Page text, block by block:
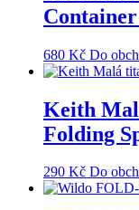
680 Kč Do
Keith
Folding
290 Kč Do